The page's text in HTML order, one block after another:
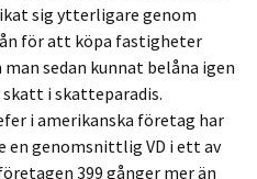
sig ytterligare genom
för att köpa fastigheter
sedan kunnat belåna igen
i skatteparadis.
i amerikanska företag har
en genomsnittlig VD i ett av
399 gånger mer än